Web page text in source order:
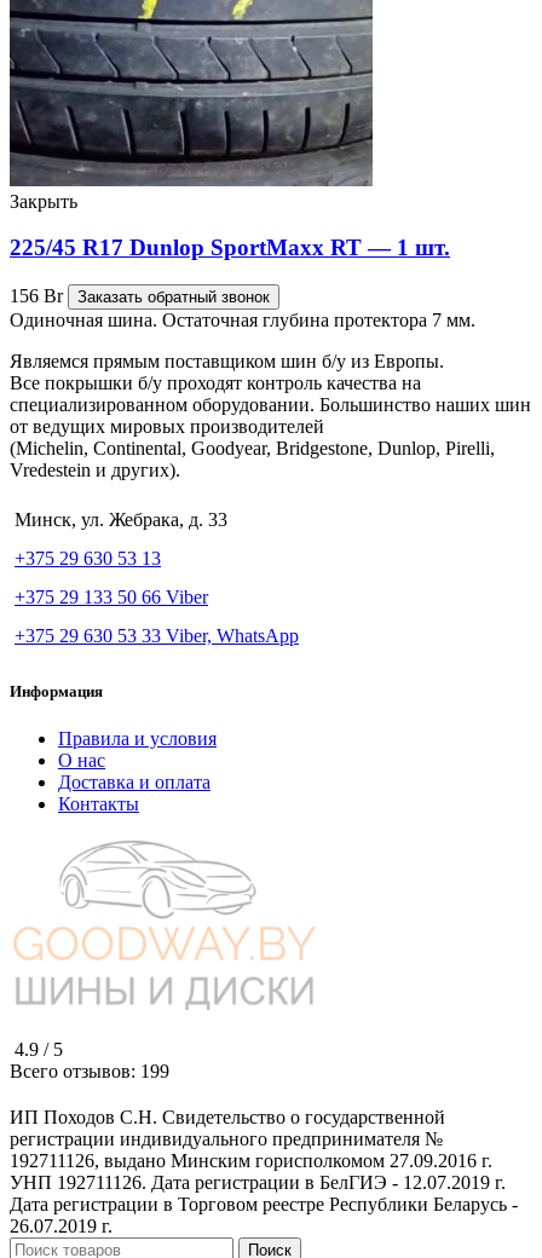
Закрыть
225/45 R17 Dunlop SportMaxx RT — 1 шт.
156 Br Заказать обратный звонок
Одиночная шина. Остаточная глубина протектора 7 мм.
Являемся прямым поставщиком шин б/у из Европы.
Все покрышки б/у проходят контроль качества на
специализированном оборудовании. Большинство наших шин
от ведущих мировых производителей
(Michelin, Continental, Goodyear, Bridgestone, Dunlop, Pirelli,
Vredestein и других).
Минск, ул. Жебрака, д. 33
+375 29 630 53 13
+375 29 133 50 66 Viber
+375 29 630 53 33 Viber, WhatsApp
Информация
Правила и условия
О нас
Доставка и оплата
Контакты
4.9 / 5
Всего отзывов: 199
ИП Походов С.Н. Свидетельство о государственной
регистрации индивидуального предпринимателя №
192711126, выдано Минским горисполкомом 27.09.2016 г.
УНП 192711126. Дата регистрации в БелГИЭ - 12.07.2019 г.
Дата регистрации в Торговом реестре Республики Беларусь -
26.07.2019 г.
Поиск